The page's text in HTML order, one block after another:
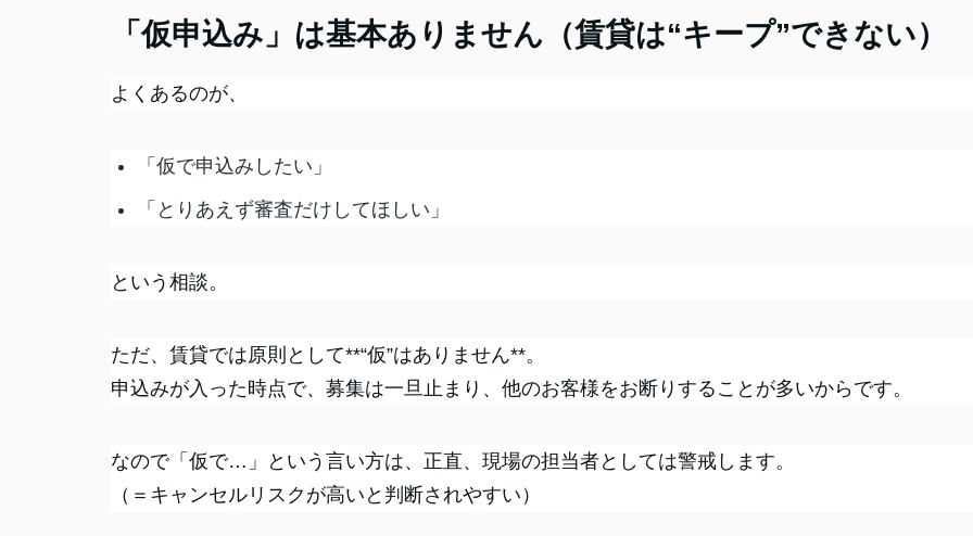
「仮申込み」は基本ありません（賃貸は“キープ”できない）
よくあるのが、
「仮で申込みしたい」
「とりあえず審査だけしてほしい」
という相談。
ただ、賃貸では原則として**“仮”はありません**。
申込みが入った時点で、募集は一旦止まり、他のお客様をお断りすることが多いからです。
なので「仮で…」という言い方は、正直、現場の担当者としては警戒します。
（＝キャンセルリスクが高いと判断されやすい）